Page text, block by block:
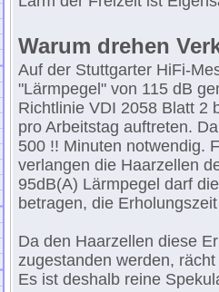
Warum drehen
Auf der Stuttgarter HiFi-
"Lärmpegel" von 115 dB
Richtlinie VDI 2058 Blatt 2
pro Arbeitstag auftreten.
500 !! Minuten notwendig.
verlangen die Haarzellen
95dB(A) Lärmpegel darf
betragen, die
Da den Haarzellen diese
zugestanden werden,
Es ist deshalb reine